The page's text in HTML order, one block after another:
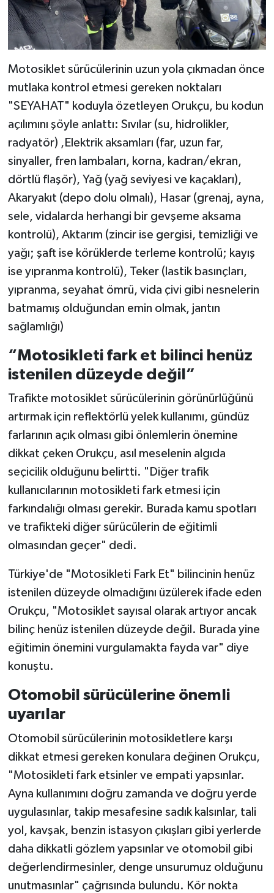
Motosiklet sürücülerinin uzun yola çıkmadan önce
mutlaka kontrol etmesi gereken noktaları
"SEYAHAT" koduyla özetleyen Orukçu, bu kodun
açılımını şöyle anlattı: Sıvılar (su, hidrolikler,
radyatör) ,Elektrik aksamları (far, uzun far,
sinyaller, fren lambaları, korna, kadran/ekran,
dörtlü flaşör), Yağ (yağ seviyesi ve kaçakları),
Akaryakıt (depo dolu olmalı), Hasar (grenaj, ayna,
sele, vidalarda herhangi bir gevşeme aksama
kontrolü), Aktarım (zincir ise gergisi, temizliği ve
yağı; şaft ise körüklerde terleme kontrolü; kayış
ise yıpranma kontrolü), Teker (lastik basınçları,
yıpranma, seyahat ömrü, vida çivi gibi nesnelerin
batmamış olduğundan emin olmak, jantın
sağlamlığı)
“Motosikleti fark et bilinci henüz
istenilen düzeyde değil”
Trafikte motosiklet sürücülerinin görünürlüğünü
artırmak için reflektörlü yelek kullanımı, gündüz
farlarının açık olması gibi önlemlerin önemine
dikkat çeken Orukçu, asıl meselenin algıda
seçicilik olduğunu belirtti. "Diğer trafik
kullanıcılarının motosikleti fark etmesi için
farkındalığı olması gerekir. Burada kamu spotları
ve trafikteki diğer sürücülerin de eğitimli
olmasından geçer" dedi.
Türkiye'de "Motosikleti Fark Et" bilincinin henüz
istenilen düzeyde olmadığını üzülerek ifade eden
Orukçu, "Motosiklet sayısal olarak artıyor ancak
bilinç henüz istenilen düzeyde değil. Burada yine
eğitimin önemini vurgulamakta fayda var" diye
konuştu.
Otomobil sürücülerine önemli
uyarılar
Otomobil sürücülerinin motosikletlere karşı
dikkat etmesi gereken konulara değinen Orukçu,
"Motosikleti fark etsinler ve empati yapsınlar.
Ayna kullanımını doğru zamanda ve doğru yerde
uygulasınlar, takip mesafesine sadık kalsınlar, tali
yol, kavşak, benzin istasyon çıkışları gibi yerlerde
daha dikkatli gözlem yapsınlar ve otomobil gibi
değerlendirmesinler, denge unsurumuz olduğunu
unutmasınlar" çağrısında bulundu. Kör nokta